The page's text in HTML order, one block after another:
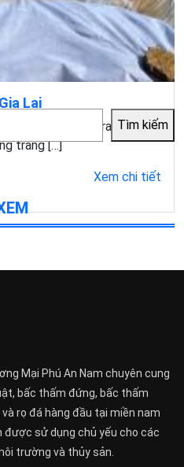
Lai
ART 24 trong trang trại
trang […]
Xem chi tiết
Tìm kiếm
Mại Phú An Nam chuyên cung
bấc thấm đứng, bấc thấm
rọ đá hàng đầu tại miền nam
được sử dụng chủ yếu cho các
trường và thủy sản.